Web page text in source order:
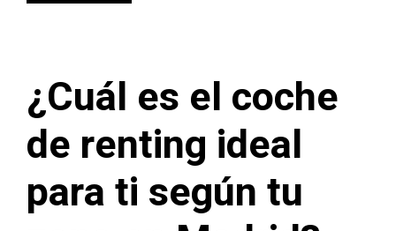
¿Cuál es el coche
de renting ideal
para ti según tu